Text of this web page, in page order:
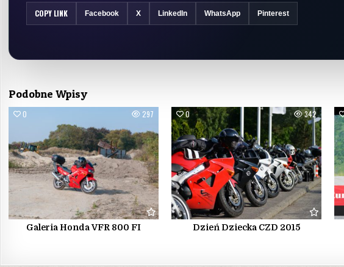
COPY LINK Facebook X LinkedIn WhatsApp Pinterest
Podobne Wpisy
0 297
Galeria Honda VFR 800 FI
0 342
Dzień Dziecka CZD 2015